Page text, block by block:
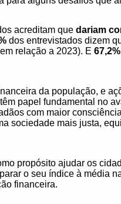
acreditam que dariam
dos entrevistados dizem
relação a 2023). E
da população, e
papel fundamental no
com maior
sociedade mais justa,
propósito ajudar os
o seu índice à média
financeira.